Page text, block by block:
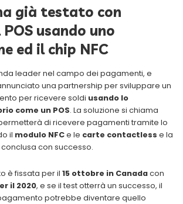
già testato con
usando uno
ed il chip NFC
leader nel campo dei pagamenti, e
una partnership per sviluppare un
per ricevere soldi usando lo
come un POS. La soluzione si chiama
di ricevere pagamenti tramite lo
il modulo NFCe le carte contactless e la
con successo.
è fissata per il 15 ottobre in Canadacon
il 2020, e se il test otterrà un successo, il
potrebbe diventare quello